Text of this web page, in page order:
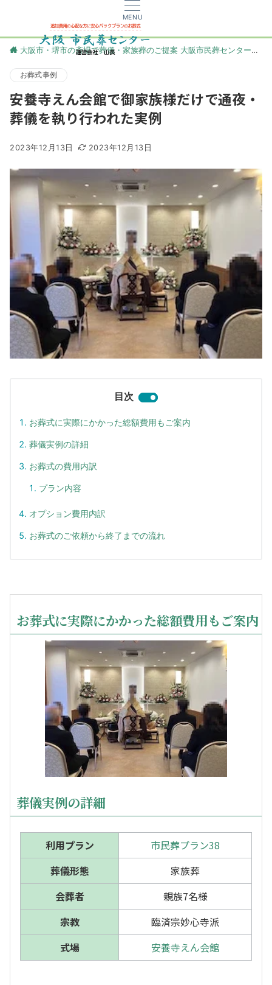
MENU
大阪市・堺市の斎場で葬儀・家族葬のご提案 大阪市民葬センター
お葬式事例
安養寺えん会館で御家族様だけで通夜・
葬儀を執り行われた実例
2023年12月13日 2023年12月13日
目次
お葬式に実際にかかった総額費用もご案内
葬儀実例の詳細
お葬式の費用内訳
プラン内容
オプション費用内訳
お葬式のご依頼から終了までの流れ
お葬式に実際にかかった総額費用もご案内
葬儀実例の詳細
利用プラン
市民葬プラン38
葬儀形態
家族葬
会葬者
親族7名様
宗教
臨済宗妙心寺派
式場
安養寺えん会館